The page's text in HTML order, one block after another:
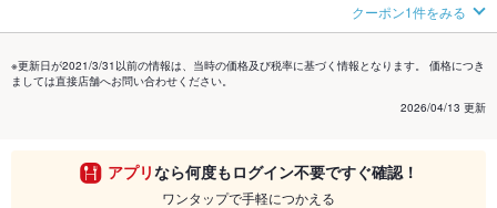
クーポン1件をみる
※更新日が2021/3/31以前の情報は、当時の価格及び税率に基づく情報となります。 価格につき
ましては直接店舗へお問い合わせください。
2026/04/13 更新
アプリなら何度もログイン不要ですぐ確認！
ワンタップで手軽につかえる